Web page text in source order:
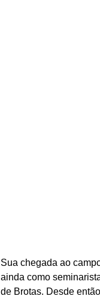
Sua chegada ao
ainda como
de Brotas. Desde